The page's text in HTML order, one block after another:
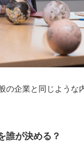
の企業と同じような
誰が決める？